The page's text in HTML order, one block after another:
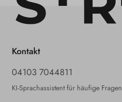
Kontakt
04103 7044811
KI-Sprachassistent für häufige Fragen